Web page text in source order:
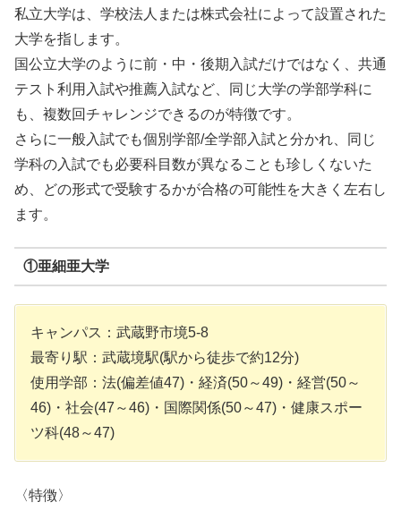
私立大学は、学校法人または株式会社によって設置された
大学を指します。
国公立大学のように前・中・後期入試だけではなく、共通
テスト利用入試や推薦入試など、同じ大学の学部学科に
も、複数回チャレンジできるのが特徴です。
さらに一般入試でも個別学部/全学部入試と分かれ、同じ
学科の入試でも必要科目数が異なることも珍しくないた
め、どの形式で受験するかが合格の可能性を大きく左右し
ます。
①亜細亜大学
キャンパス：武蔵野市境5-8
最寄り駅：武蔵境駅(駅から徒歩で約12分)
使用学部：法(偏差値47)・経済(50～49)・経営(50～
46)・社会(47～46)・国際関係(50～47)・健康スポー
ツ科(48～47)
〈特徴〉